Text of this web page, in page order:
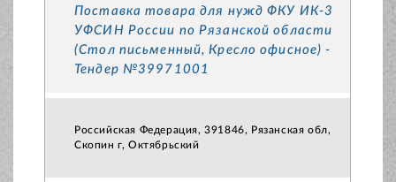
Поставка товара для нужд ФКУ ИК-3
УФСИН России по Рязанской области
(Стол письменный, Кресло офисное) -
Тендер №39971001
Российская Федерация, 391846, Рязанская обл,
Скопин г, Октябрьский